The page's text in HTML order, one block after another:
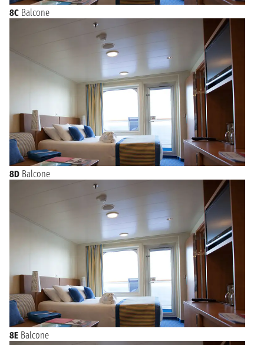
8C Balcone
8D Balcone
8E Balcone